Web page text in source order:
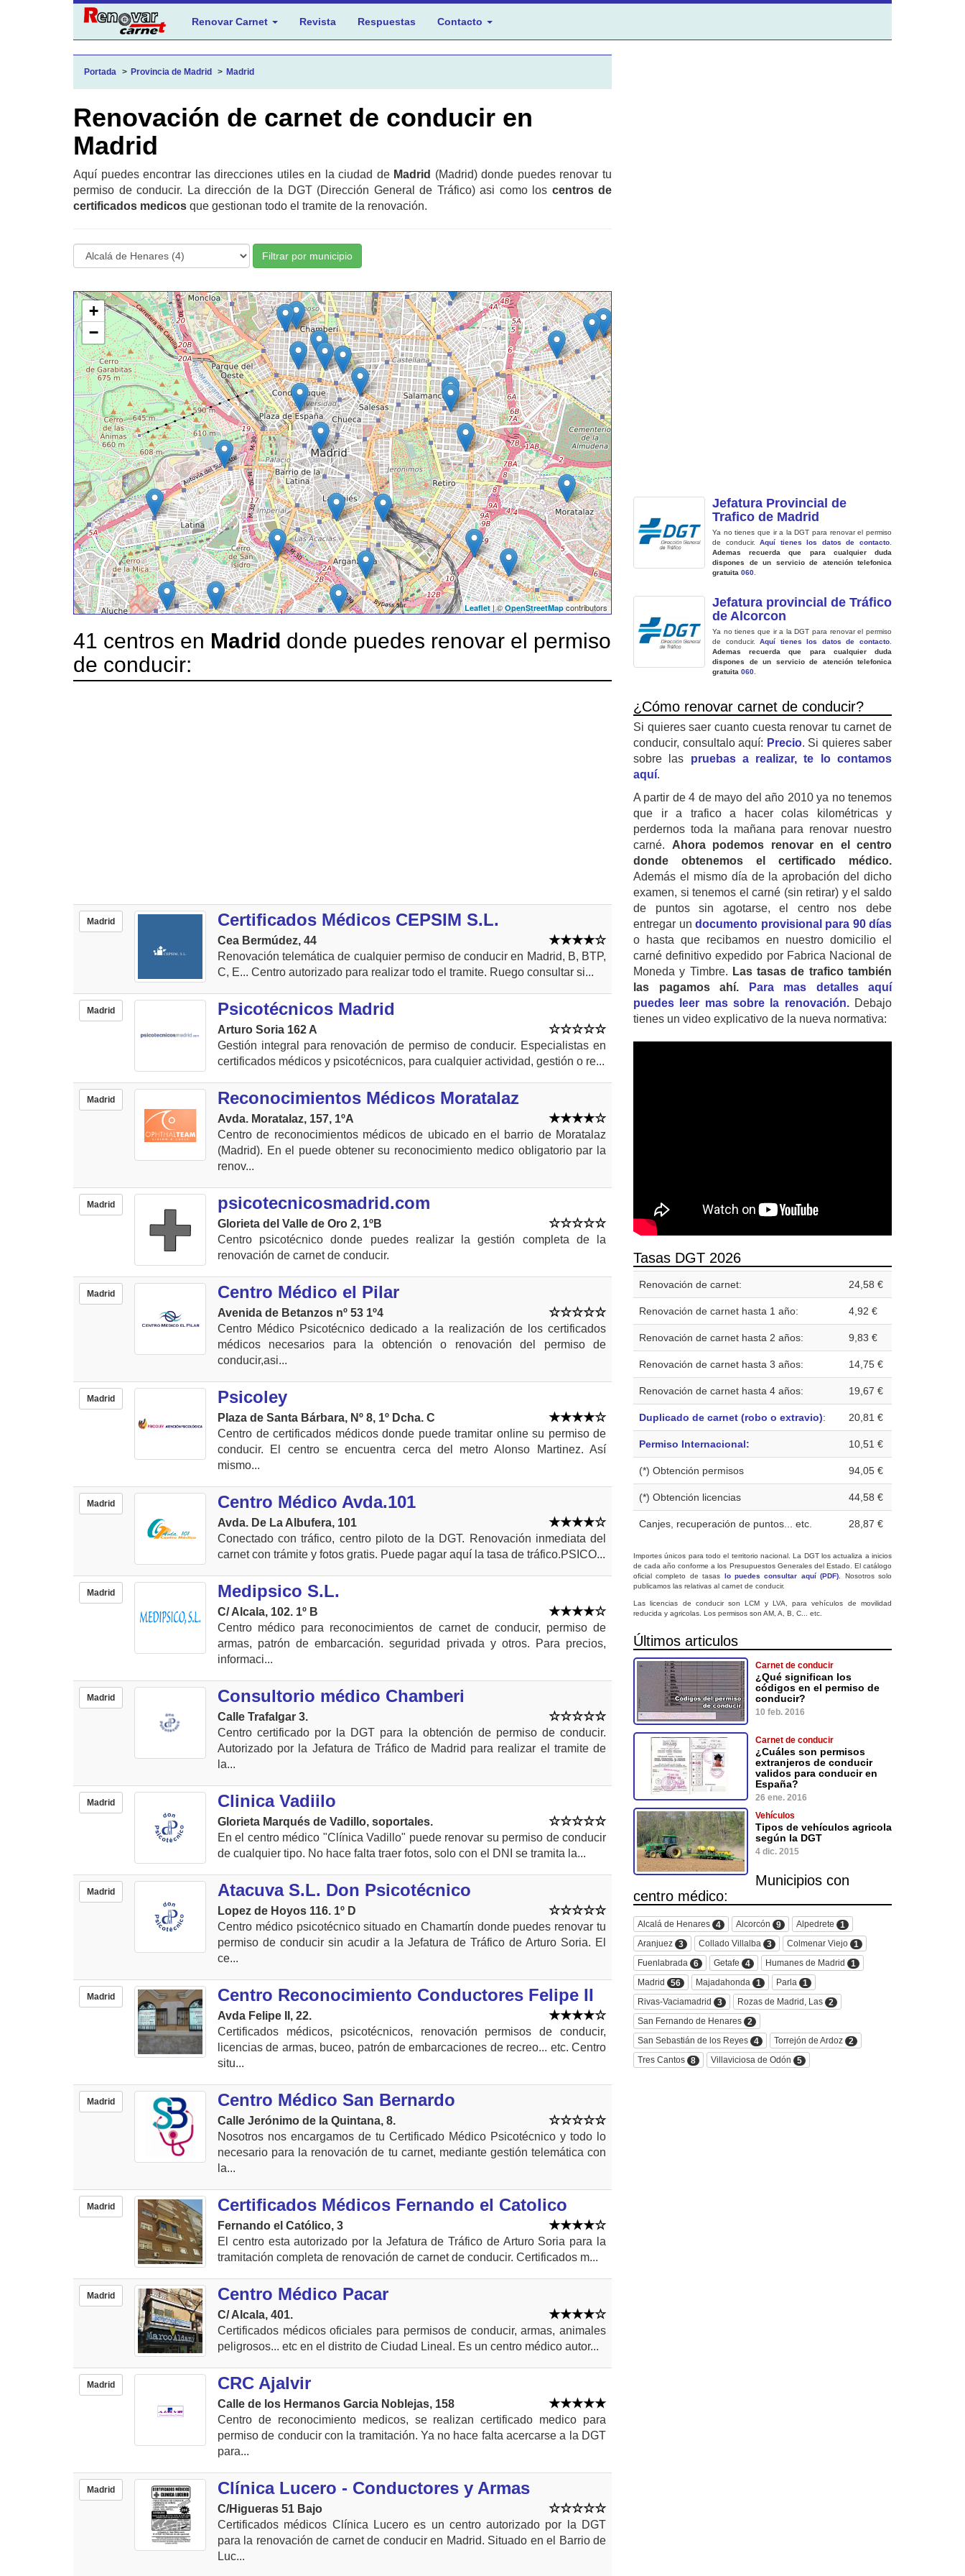
Renovar Carnet Revista Respuestas Contacto
Portada Provincia de Madrid Madrid
Renovación de carnet de conducir en
Madrid
Aquí puedes encontrar las direcciones utiles en la ciudad de Madrid (Madrid) donde puedes renovar tu
permiso de conducir. La dirección de la DGT (Dirección General de Tráfico) asi como los centros de
certificados medicos que gestionan todo el tramite de la renovación.
Filtrar por municipio
+
−
Leaflet| ©OpenStreetMap contributors
41 centros en Madrid donde puedes renovar el permiso
de conducir:
Madrid Certificados Médicos CEPSIM S.L.
Cea Bermúdez, 44
Renovación telemática de cualquier permiso de conducir en Madrid, B, BTP,
C, E... Centro autorizado para realizar todo el tramite. Ruego consultar si...
Madrid Psicotécnicos Madrid
Arturo Soria 162 A
Gestión integral para renovación de permiso de conducir. Especialistas en
certificados médicos y psicotécnicos, para cualquier actividad, gestión o re...
Madrid Reconocimientos Médicos Moratalaz
Avda. Moratalaz, 157, 1ºA
Centro de reconocimientos médicos de ubicado en el barrio de Moratalaz
(Madrid). En el puede obtener su reconocimiento medico obligatorio par la
renov...
Madrid psicotecnicosmadrid.com
Glorieta del Valle de Oro 2, 1ºB
Centro psicotécnico donde puedes realizar la gestión completa de la
renovación de carnet de conducir.
Madrid Centro Médico el Pilar
Avenida de Betanzos nº 53 1º4
Centro Médico Psicotécnico dedicado a la realización de los certificados
médicos necesarios para la obtención o renovación del permiso de
conducir,asi...
Madrid Psicoley
Plaza de Santa Bárbara, Nº 8, 1º Dcha. C
Centro de certificados médicos donde puede tramitar online su permiso de
conducir. El centro se encuentra cerca del metro Alonso Martinez. Así
mismo...
Madrid Centro Médico Avda.101
Avda. De La Albufera, 101
Conectado con tráfico, centro piloto de la DGT. Renovación inmediata del
carnet con trámite y fotos gratis. Puede pagar aquí la tasa de tráfico.PSICO...
Madrid Medipsico S.L.
C/ Alcala, 102. 1º B
Centro médico para reconocimientos de carnet de conducir, permiso de
armas, patrón de embarcación. seguridad privada y otros. Para precios,
informaci...
Madrid Consultorio médico Chamberi
Calle Trafalgar 3.
Centro certificado por la DGT para la obtención de permiso de conducir.
Autorizado por la Jefatura de Tráfico de Madrid para realizar el tramite de
la...
Madrid Clinica Vadiilo
Glorieta Marqués de Vadillo, soportales.
En el centro médico "Clínica Vadillo" puede renovar su permiso de conducir
de cualquier tipo. No hace falta traer fotos, solo con el DNI se tramita la...
Madrid Atacuva S.L. Don Psicotécnico
Lopez de Hoyos 116. 1º D
Centro médico psicotécnico situado en Chamartín donde puedes renovar tu
permiso de conducir sin acudir a la Jefatura de Tráfico de Arturo Soria. El
ce...
Madrid Centro Reconocimiento Conductores Felipe II
Avda Felipe II, 22.
Certificados médicos, psicotécnicos, renovación permisos de conducir,
licencias de armas, buceo, patrón de embarcaciones de recreo... etc. Centro
situ...
Madrid Centro Médico San Bernardo
Calle Jerónimo de la Quintana, 8.
Nosotros nos encargamos de tu Certificado Médico Psicotécnico y todo lo
necesario para la renovación de tu carnet, mediante gestión telemática con
la...
Madrid Certificados Médicos Fernando el Catolico
Fernando el Católico, 3
El centro esta autorizado por la Jefatura de Tráfico de Arturo Soria para la
tramitación completa de renovación de carnet de conducir. Certificados m...
Madrid Centro Médico Pacar
C/ Alcala, 401.
Certificados médicos oficiales para permisos de conducir, armas, animales
peligrosos... etc en el distrito de Ciudad Lineal. Es un centro médico autor...
Madrid CRC Ajalvir
Calle de los Hermanos Garcia Noblejas, 158
Centro de reconocimiento medicos, se realizan certificado medico para
permiso de conducir con la tramitación. Ya no hace falta acercarse a la DGT
para...
Madrid Clínica Lucero - Conductores y Armas
C/Higueras 51 Bajo
Certificados médicos Clínica Lucero es un centro autorizado por la DGT
para la renovación de carnet de conducir en Madrid. Situado en el Barrio de
Luc...
Jefatura Provincial de
Trafico de Madrid
Ya no tienes que ir a la DGT para renovar el permiso
de conducir.Aquí tienes los datos de contacto
Ademas recuerda que para cualquier duda
dispones de un servicio de atención telefonica
gratuita 060
Jefatura provincial de Tráfico
de Alcorcon
Ya no tienes que ir a la DGT para renovar el permiso
de conducir.Aquí tienes los datos de contacto
Ademas recuerda que para cualquier duda
dispones de un servicio de atención telefonica
gratuita 060
¿Cómo renovar carnet de conducir?
Si quieres saer cuanto cuesta renovar tu carnet de
conducir, consultalo aquí: Precio. Si quieres saber
sobre las pruebas a realizar, te lo contamos
aquí.
A partir de 4 de mayo del año 2010 ya no tenemos
que ir a trafico a hacer colas kilométricas y
perdernos toda la mañana para renovar nuestro
carné. Ahora podemos renovar en el centro
donde obtenemos el certificado médico.
Además el mismo día de la aprobación del dicho
examen, si tenemos el carné (sin retirar) y el saldo
de puntos sin agotarse, el centro nos debe
entregar un documento provisional para 90 días
o hasta que recibamos en nuestro domicilio el
carné definitivo expedido por Fabrica Nacional de
Moneda y Timbre. Las tasas de trafico también
las pagamos ahí.
Para mas detalles aquí
puedes leer mas sobre la renovación.Debajo
tienes un video explicativo de la nueva normativa:
Tasas DGT 2026
Renovación de carnet: 24,58 €
Renovación de carnet hasta 1 año: 4,92 €
Renovación de carnet hasta 2 años: 9,83 €
Renovación de carnet hasta 3 años: 14,75 €
Renovación de carnet hasta 4 años: 19,67 €
Duplicado de carnet (robo o extravio): 20,81 €
Permiso Internacional: 10,51 €
(*) Obtención permisos 94,05 €
(*) Obtención licencias 44,58 €
Canjes, recuperación de puntos... etc. 28,87 €
Importes únicos para todo el territorio nacional. La DGT los actualiza a inicios
de cada año conforme a los Presupuestos Generales del Estado. El catálogo
oficial completo de tasas lo puedes consultar aquí (PDF) . Nosotros solo
publicamos las relativas al carnet de conducir.
Las licencias de conducir son LCM y LVA, para vehículos de movilidad
reducida y agricolas. Los permisos son AM, A, B, C... etc.
Últimos articulos
Carnet de conducir
¿Qué significan los
códigos en el permiso de
conducir?
10 feb. 2016
Carnet de conducir
¿Cuáles son permisos
extranjeros de conducir
validos para conducir en
España?
26 ene. 2016
Vehículos
Tipos de vehículos agricola
según la DGT
4 dic. 2015
Municipios con
centro médico:
Alcalá de Henares 4 Alcorcón 9 Alpedrete
1
Aranjuez 3 Collado Villalba 3 Colmenar Viejo 1
Fuenlabrada
6 Getafe 4 Humanes de Madrid
1
Madrid
56 Majadahonda 1 Parla
1
Rivas-Vaciamadrid
3 Rozas de Madrid, Las 2
San Fernando de Henares 2
San Sebastián de los Reyes 4 Torrejón de Ardoz 2
Tres Cantos 8 Villaviciosa de Odón 5